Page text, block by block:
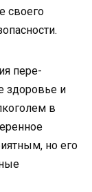
своего
пере-
здоровье и
в
но его